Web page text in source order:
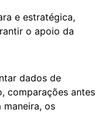
e estratégica,
o apoio da
dados de
comparações antes
maneira, os